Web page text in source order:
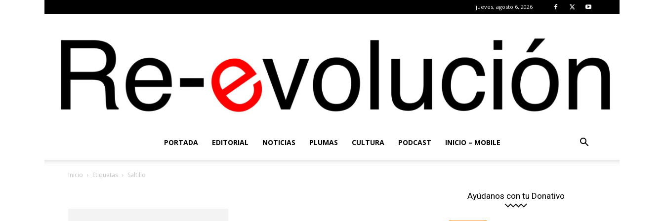
jueves, agosto 6, 2026
PORTADA EDITORIAL NOTICIAS PLUMAS CULTURA PODCAST INICIO – MOBILE
Inicio Etiquetas Saltillo
Ayúdanos con tu Donativo